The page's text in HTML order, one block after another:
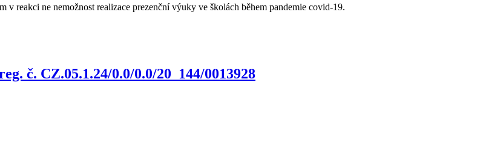
reakci ne nemožnost realizace prezenční výuky ve školách během pandemie covid-19.
č. CZ.05.1.24/0.0/0.0/20_144/0013928